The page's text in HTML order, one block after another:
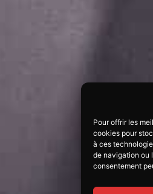
Pour offrir les
cookies pour
à ces
de navigation ou
consentement